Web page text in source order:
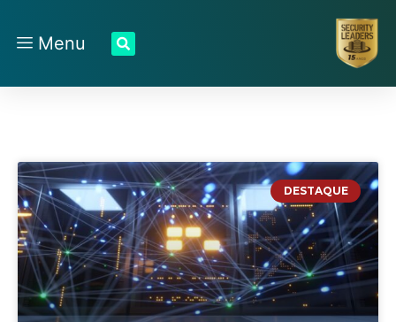
Menu
DESTAQUE